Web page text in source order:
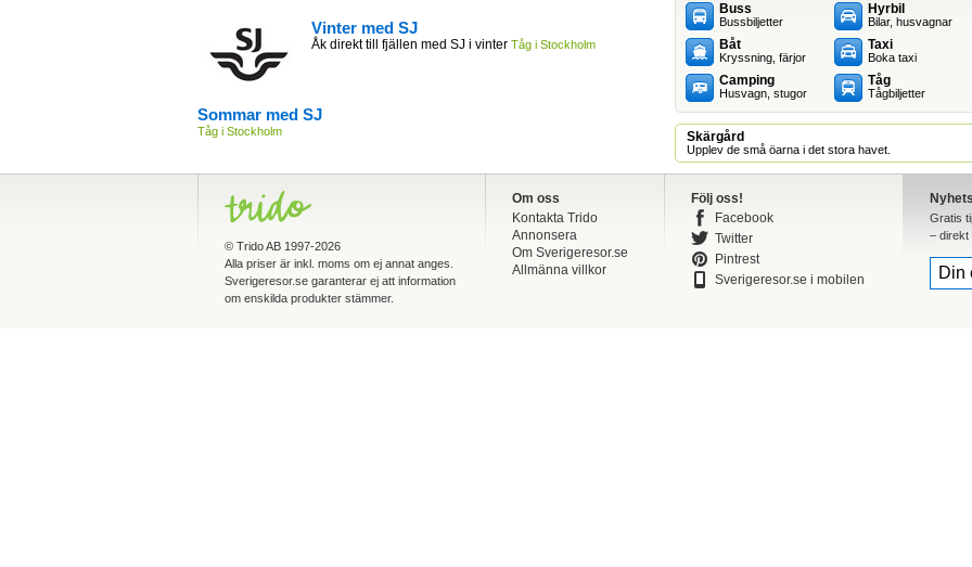
Vinter med SJ
Åk direkt till fjällen med SJ i vinter Tåg i Stockholm
Sommar med SJ
Tåg i Stockholm
Buss
Bussbiljetter
Båt
Kryssning, färjor
Camping
Husvagn, stugor
Hyrbil
Bilar, husvagnar
Taxi
Boka taxi
Tåg
Tågbiljetter
Skärgård
Upplev de små öarna i det stora havet.
© Trido AB 1997-2026
Alla priser är inkl. moms om ej annat anges.
Sverigeresor.se garanterar ej att information
om enskilda produkter stämmer.
Om oss
Kontakta Trido
Annonsera
Om Sverigeresor.se
Allmänna villkor
Följ oss!
Facebook
Twitter
Pintrest
Sverigeresor.se i mobilen
Gratis
– direkt